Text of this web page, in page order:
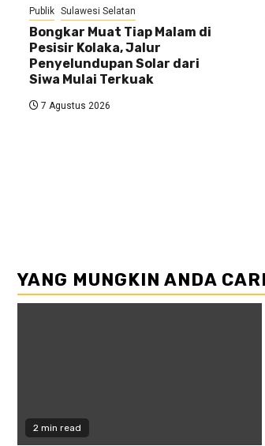
Publik Sulawesi Selatan
Bongkar Muat Tiap Malam di
Pesisir Kolaka, Jalur
Penyelundupan Solar dari
Siwa Mulai Terkuak
7 Agustus 2026
YANG MUNGKIN ANDA CARI
2 min read